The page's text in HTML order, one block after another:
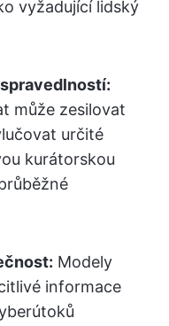
vyžadující lidský
může zesilovat
určité
kurátorskou
Modely
informace